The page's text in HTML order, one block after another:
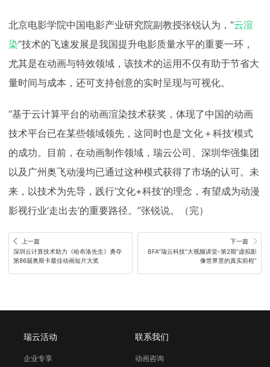
北京电影学院中国电影产业研究院副教授张锐认为，“云渲
染”技术的飞速发展是我国提升电影质量水平的重要一环，
尤其是在动画与特效领域，该技术的运用不仅有助于节省大
量时间与成本，还可支持创意的实时呈现与可视化。
“基于云计算平台的动画渲染技术获奖，体现了中国的动画
技术平台已在某些领域领先，这同时也是‘文化＋科技’模式
的成功。目前，在动画制作领域，瑞云公司、深圳华强集团
以及广州奥飞动漫均已通过这种模式获得了市场的认可。未
来，以技术为先导，践行‘文化+科技’的理念，有望成为动漫
影视行业‘走出去’的重要路径。”张锐说。（完）
上一篇
深圳云计算技术助力《哈布洛先生》勇夺
第86届奥斯卡最佳动画短片大奖
下一篇
BFA“瑞云科技”大视频讲堂-第2期“虚拟影
像世界里的真实前程”
瑞云活动
企业专享
联系我们
动画咨询